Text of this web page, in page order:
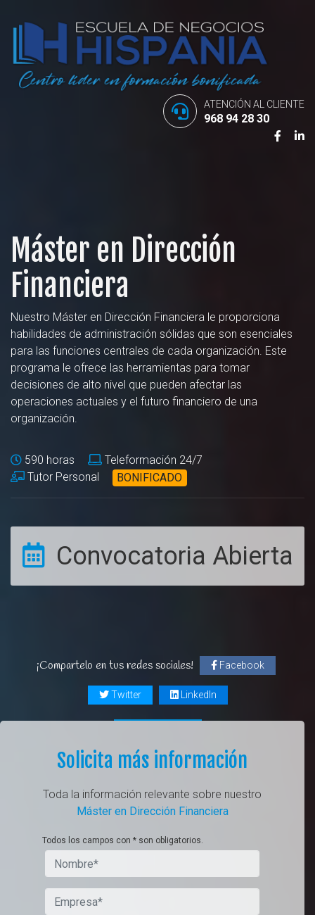
ATENCIÓN AL CLIENTE
968 94 28 30
Máster en Dirección
Financiera
Nuestro Máster en Dirección Financiera le proporciona
habilidades de administración sólidas que son esenciales
para las funciones centrales de cada organización. Este
programa le ofrece las herramientas para tomar
decisiones de alto nivel que pueden afectar las
operaciones actuales y el futuro financiero de una
organización.
590 horas
Teleformación 24/7
Tutor Personal
BONIFICADO
Convocatoria Abierta
¡Compartelo en tus redes sociales! Facebook
Twitter LinkedIn
Solicita más información
Toda la información relevante sobre nuestro
Máster en Dirección Financiera
Todos los campos con * son obligatorios.